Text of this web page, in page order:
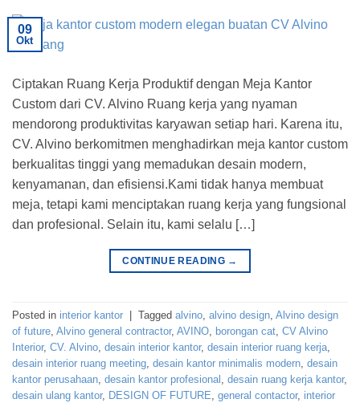
09
Okt
Ciptakan Ruang Kerja Produktif dengan Meja Kantor
Custom dari CV. Alvino Ruang kerja yang nyaman
mendorong produktivitas karyawan setiap hari. Karena itu,
CV. Alvino berkomitmen menghadirkan meja kantor custom
berkualitas tinggi yang memadukan desain modern,
kenyamanan, dan efisiensi.Kami tidak hanya membuat
meja, tetapi kami menciptakan ruang kerja yang fungsional
dan profesional. Selain itu, kami selalu […]
CONTINUE READING →
Posted in interior kantor Tagged alvino, alvino design, Alvino design
of future, Alvino general contractor, AVINO, borongan cat, CV Alvino
Interior, CV. Alvino, desain interior kantor, desain interior ruang kerja,
desain interior ruang meeting, desain kantor minimalis modern, desain
kantor perusahaan, desain kantor profesional , desain ruang kerja kantor,
desain ulang kantor, DESIGN OF FUTURE, general contactor, interior